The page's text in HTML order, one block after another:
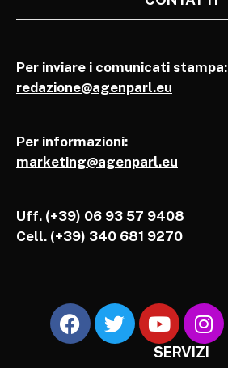
Per inviare i comunicati stampa:
redazione@agenparl.eu
Per informazioni:
marketing@agenparl.eu
Uff. (+39) 06 93 57 9408
Cell. (+39) 340 681 9270
SERVIZI